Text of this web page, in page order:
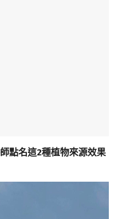
點名這2種植物來源效果